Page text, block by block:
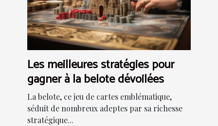
Les meilleures stratégies pour
gagner à la belote dévoilées
La belote, ce jeu de cartes emblématique,
séduit de nombreux adeptes par sa richesse
stratégique...